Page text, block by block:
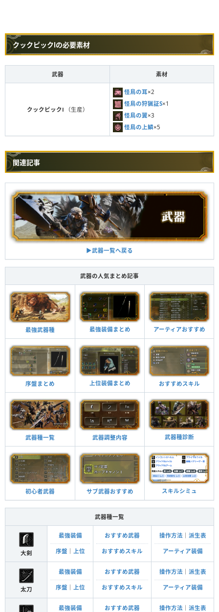
クックピックⅠの必要素材
武器 素材
クックピックⅠ（生産）
怪鳥の耳×2
怪鳥の狩猟証S×1
怪鳥の翼×3
怪鳥の上鱗×5
関連記事
▶︎武器一覧へ戻る
武器の人気まとめ記事
最強武器種 最強装備まとめ アーティアおすすめ
序盤まとめ 上位装備まとめ おすすめスキル
武器種一覧 武器調整内容 武器種診断
初心者武器 サブ武器おすすめ スキルシミュ
武器種一覧
大剣
最強装備
序盤 上位
おすすめ武器
おすすめスキル
操作方法 派生表
アーティア装備
太刀
最強装備
序盤 上位
おすすめ武器
おすすめスキル
操作方法 派生表
アーティア装備
最強装備 おすすめ武器 操作方法 派生表